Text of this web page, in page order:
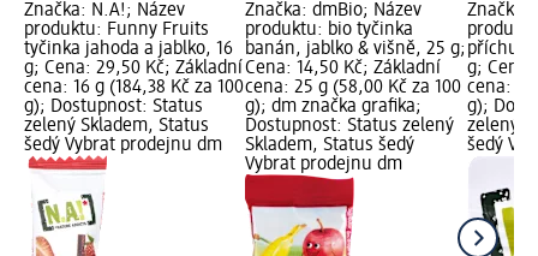
Značka: N.A!; Název
produktu: Funny Fruits
tyčinka jahoda a jablko, 16
g; Cena: 29,50 Kč; Základní
cena: 16 g (184,38 Kč za 100
g); Dostupnost: Status
zelený Skladem, Status
šedý Vybrat prodejnu dm
Značka: dmBio; Název
produktu: bio tyčinka
banán, jablko & višně, 25 g;
Cena: 14,50 Kč; Základní
cena: 25 g (58,00 Kč za 100
g); dm značka grafika;
Dostupnost: Status zelený
Skladem, Status šedý
Vybrat prodejnu dm
Značka:
příchutí
g; Cena:
cena: 35
g);
zelený
šedý